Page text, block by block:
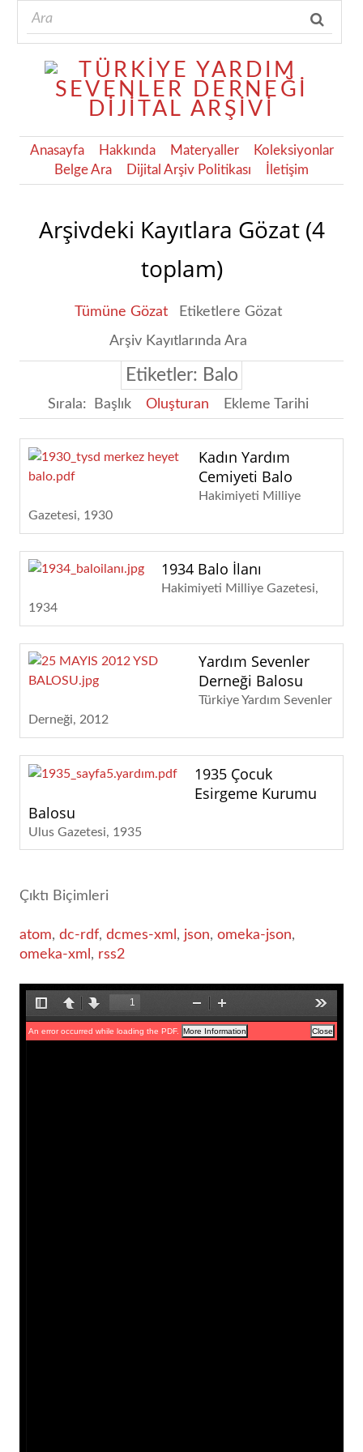
Anasayfa Hakkında Materyaller
Koleksiyonlar
Belge Ara
Dijital Arşiv Politikası İletişim
Arşivdeki Kayıtlara Gözat (4
toplam)
Tümüne Gözat
Etiketlere Gözat
Arşiv Kayıtlarında Ara
Etiketler: Balo
Sırala: Başlık Oluşturan Ekleme Tarihi
Kadın Yardım
Cemiyeti Balo
Hakimiyeti Milliye
Gazetesi
1930
1934 Balo İlanı
Hakimiyeti Milliye Gazetesi
1934
Yardım Sevenler
Derneği Balosu
Türkiye Yardım Sevenler
Derneği 2012
1935 Çocuk
Esirgeme Kurumu
Balosu
Ulus Gazetesi 1935
Çıktı Biçimleri
atom, dc-rdf, dcmes-xml , json, omeka-json,
omeka-xml , rss2